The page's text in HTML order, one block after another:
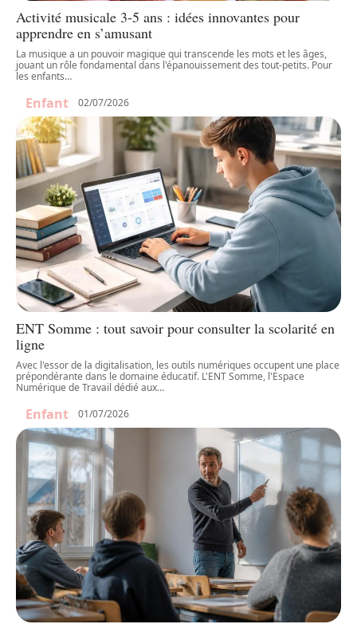
Activité musicale 3-5 ans : idées innovantes pour
apprendre en s’amusant
La musique a un pouvoir magique qui transcende les mots et les âges,
jouant un rôle fondamental dans l'épanouissement des tout-petits. Pour
les enfants…
Enfant 02/07/2026
ENT Somme : tout savoir pour consulter la scolarité en
ligne
Avec l'essor de la digitalisation, les outils numériques occupent une place
prépondérante dans le domaine éducatif. L'ENT Somme, l'Espace
Numérique de Travail dédié aux…
Enfant 01/07/2026